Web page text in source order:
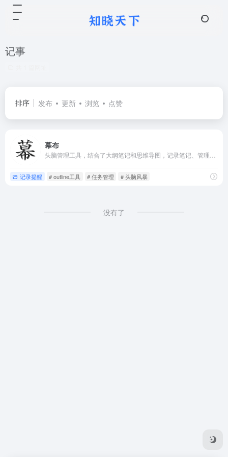
记事
排序 发布 更新 浏览 点赞
幕布
记录提醒 # outline工具 # 任务管理 # 头脑风暴
没有了